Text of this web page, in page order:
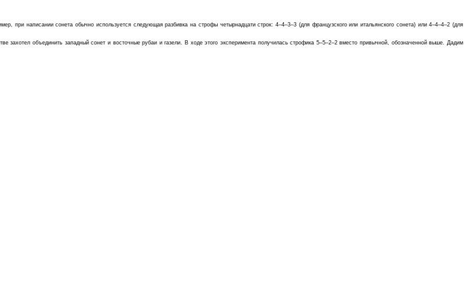
при написании сонета обычно используется следующая разбивка на строфы четырнадцати строк: 4–4–3–3 (для французского или итальянского сонета) или 4–4–4–2 (для
объединить западный сонет и восточные рубаи и газели. В ходе этого эксперимента получилась строфика 5–5–2–2 вместо привычной, обозначенной выше. Дадим